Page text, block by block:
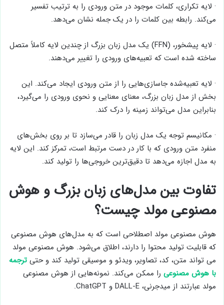
· لایه تکراری، کلمات موجود در متن ورودی را به ترتیب تفسیر
می‌کند. رابطه بین کلمات را در یک جمله نشان می‌دهد.
· لایه پیشخور، (FFN) یک مدل زبان بزرگ از چندین لایه کاملاً متصل
ساخته شده است که تعبیه‌های ورودی را تغییر می‌دهند.
· لایه تعبیه‌شده جاسازی‌هایی را از متن ورودی ایجاد می‌کند. این
بخش از مدل زبان بزرگ، معنای معنایی و نحوی ورودی را می‌گیرد،
بنابراین مدل می‌تواند زمینه را درک کند.
· مکانیسم توجه یک مدل زبان را قادر می‌سازد تا بر روی بخش‌های
منفرد متن ورودی که با کار در دست مرتبط است، تمرکز کند. این لایه
به مدل اجازه می‌دهد تا دقیق‌ترین خروجی‌ها را تولید کند.
تفاوت بین مدل‌های زبان بزرگ و هوش
مصنوعی مولد چیست؟
هوش مصنوعی مولد اصطلاحی است که به مدل‌های هوش مصنوعی
که قابلیت تولید محتوا را دارند، اطلاق می‌شود. هوش مصنوعی مولد
می تواند متن، کد، تصاویر، ویدئو و موسیقی تولید کند و حتی ترجمه
با هوش مصنوعی را ممکن می‌کند. نمونه‌هایی از هوش مصنوعی
مولد عبارتند از میدجرنی، DALL-E و ChatGPT.